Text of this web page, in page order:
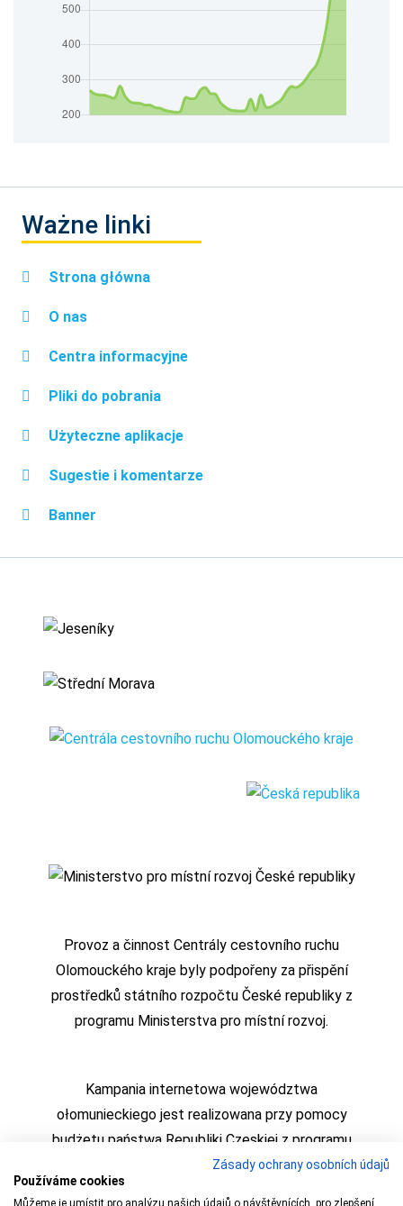
Ważne linki
Strona główna
O nas
Centra informacyjne
Pliki do pobrania
Użyteczne aplikacje
Sugestie i komentarze
Banner
Provoz a činnost Centrály cestovního ruchu
Olomouckého kraje byly podpořeny za přispění
prostředků státního rozpočtu České republiky z
programu Ministerstva pro místní rozvoj.
Kampania internetowa województwa
ołomunieckiego jest realizowana przy pomocy
budżetu państwa Republiki Czeskiej z programu
Ministerstwa Rozwoju Regionalnego
Zásady ochrany osobních údajů
Používáme cookies
Můžeme je umístit pro analýzu našich údajů o návštěvnících, pro zlepšení